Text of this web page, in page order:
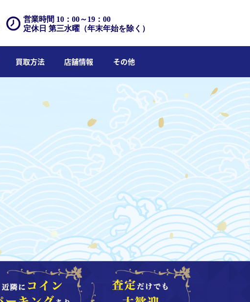
営業時間 10：00～19：00
定休日 第三水曜（年末年始を除く）
買取方法 店舗情報 その他